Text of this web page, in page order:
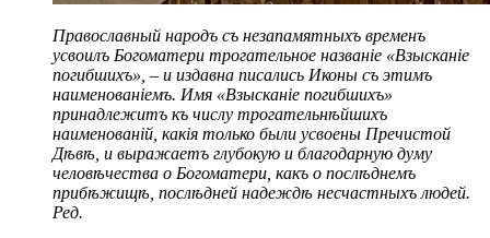
Православный народъ съ незапамятныхъ временъ
усвоилъ Богоматери трогательное названіе «Взысканіе
погибшихъ», – и издавна писались Иконы съ этимъ
наименованіемъ. Имя «Взысканіе погибшихъ»
принадлежитъ къ числу трогательнѣйшихъ
наименованій, какія только были усвоены Пречистой
Дѣвѣ, и выражаетъ глубокую и благодарную думу
человѣчества о Богоматери, какъ о послѣднемъ
прибѣжищѣ, послѣдней надеждѣ несчастныхъ людей.
Ред.